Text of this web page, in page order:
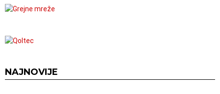
NAJNOVIJE